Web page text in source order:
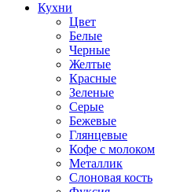
Кухни
Цвет
Белые
Черные
Желтые
Красные
Зеленые
Серые
Бежевые
Глянцевые
Кофе с молоком
Металлик
Слоновая кость